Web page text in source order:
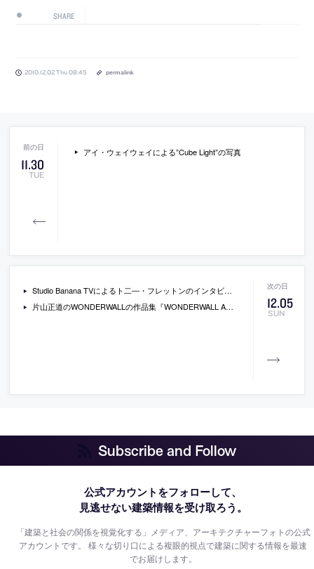
SHARE
2010.12.02 Thu 08:45 permalink
11.30
TUE
アイ・ウェイウェイによる”Cube Light”の写真
12.05
SUN
Studio Banana TVによるト二―・フレットンのインタビュー動画
片山正道のWONDERWALLの作品集『WONDERWALL ARCHIVES 01』
Subscribe and Follow
公式アカウントをフォローして、
見逃せない建築情報を受け取ろう。
「建築と社会の関係を視覚化する」メディア、アーキテクチャーフォトの公式
アカウントです。様々な切り口による複眼的視点で建築に関する情報を最速
でお届けします。